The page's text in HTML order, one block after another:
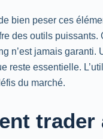
bien peser ces
des outils puissants.
n’est jamais garanti.
reste essentielle.
du marché.
trader